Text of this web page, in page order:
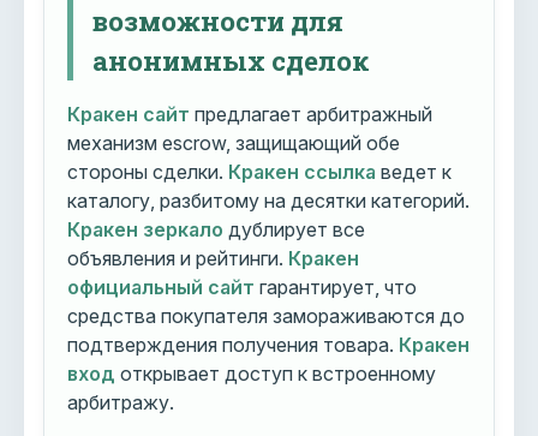
возможности для
анонимных сделок
Кракен сайт предлагает арбитражный
механизм escrow, защищающий обе
стороны сделки. Кракен ссылка ведет к
каталогу, разбитому на десятки категорий.
Кракен зеркало дублирует все
объявления и рейтинги. Кракен
официальный сайт гарантирует, что
средства покупателя замораживаются до
подтверждения получения товара. Кракен
вход открывает доступ к встроенному
арбитражу.